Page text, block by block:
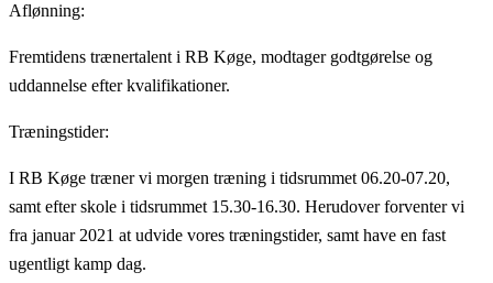
Aflønning:
Fremtidens trænertalent i RB Køge, modtager godtgørelse og
uddannelse efter kvalifikationer.
Træningstider:
I RB Køge træner vi morgen træning i tidsrummet 06.20-07.20,
samt efter skole i tidsrummet 15.30-16.30. Herudover forventer vi
fra januar 2021 at udvide vores træningstider, samt have en fast
ugentligt kamp dag.